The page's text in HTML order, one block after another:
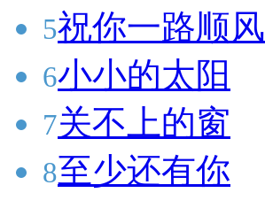
5祝你一路顺风
6小小的太阳
7关不上的窗
8至少还有你